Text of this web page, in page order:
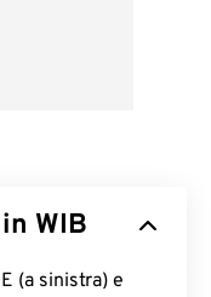
WIB
(a sinistra) e